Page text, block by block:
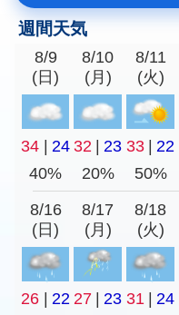
週間天気
8/9
(日)
8/10
(月)
8/11
(火)
34 | 24 32 | 23 33 | 22
40%
20% 50%
8/16
(日)
8/17
(月)
8/18
(火)
26 | 22 27 | 23 31 | 24